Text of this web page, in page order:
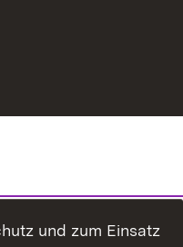
und zum Einsatz